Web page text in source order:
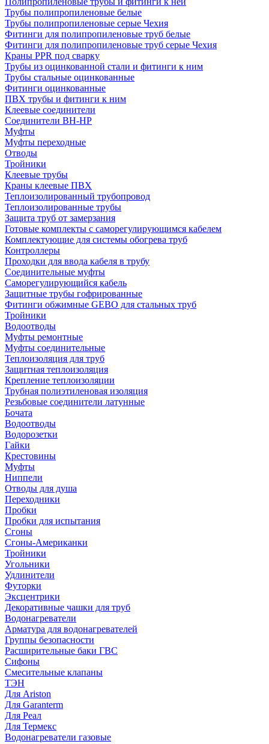
Трубы полипропиленовые белые
Трубы полипропиленовые серые Чехия
Фитинги для полипропиленовые труб белые
Фитинги для полипропиленовые труб серые Чехия
Краны PPR под сварку
Трубы из оцинкованной стали и фитинги к ним
Трубы стальные оцинкованные
Фитинги оцинкованные
ПВХ трубы и фитинги к ним
Клеевые соединители
Соединители ВН-НР
Муфты
Муфты переходные
Отводы
Тройники
Клеевые трубы
Краны клеевые ПВХ
Теплоизолированный трубопровод
Теплоизолированные трубы
Защита труб от замерзания
Готовые комплекты с саморегулирующимся кабелем
Комплектующие для системы обогрева труб
Контроллеры
Проходки для ввода кабеля в трубу
Соединительные муфты
Саморегулирующийся кабель
Защитные трубы гофрированные
Фитинги обжимные GEBO для стальных труб
Тройники
Водоотводы
Муфты ремонтные
Муфты соединительные
Теплоизоляция для труб
Защитная теплоизоляция
Крепление теплоизоляции
Трубная полиэтиленовая изоляция
Резьбовые соединители латунные
Бочата
Водоотводы
Водорозетки
Гайки
Крестовины
Муфты
Ниппели
Отводы для душа
Переходники
Пробки
Пробки для испытания
Сгоны
Сгоны-Американки
Тройники
Угольники
Удлинители
Футорки
Эксцентрики
Декоративные чашки для труб
Водонагреватели
Арматура для водонагревателей
Группы безопасности
Расширительные баки ГВС
Сифоны
Смесительные клапаны
ТЭН
Для Ariston
Для Garanterm
Для Реал
Для Термекс
Водонагреватели газовые